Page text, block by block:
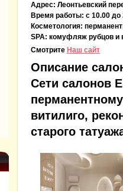
Адрес: Леонтьевский
Время работы: с 10.00 до
Косметология:
SPA: комуфляж рубцов и
Смотрите Наш сайт
Описание
Сети салонов
витилиго,
старого